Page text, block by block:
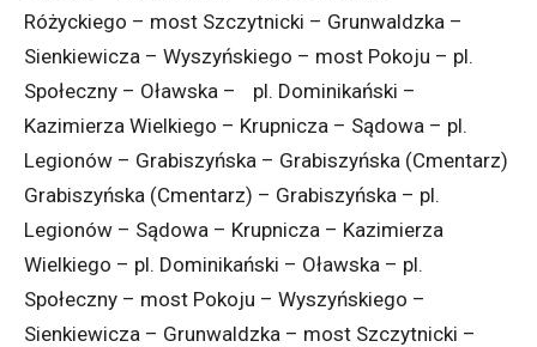
Różyckiego – most Szczytnicki – Grunwaldzka –
Sienkiewicza – Wyszyńskiego – most Pokoju – pl.
Społeczny – Oławska – pl. Dominikański –
Kazimierza Wielkiego – Krupnicza – Sądowa – pl.
Legionów – Grabiszyńska – Grabiszyńska (Cmentarz)
Grabiszyńska (Cmentarz) – Grabiszyńska – pl.
Legionów – Sądowa – Krupnicza – Kazimierza
Wielkiego – pl. Dominikański – Oławska – pl.
Społeczny – most Pokoju – Wyszyńskiego –
Sienkiewicza – Grunwaldzka – most Szczytnicki –